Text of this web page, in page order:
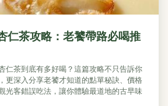
仁茶攻略：老饕帶路必喝推
仁茶到底有多好喝？這篇攻略不只告訴你
更深入分享老饕才知道的點單秘訣、價格
光客錯誤吃法，讓你體驗最道地的古早味